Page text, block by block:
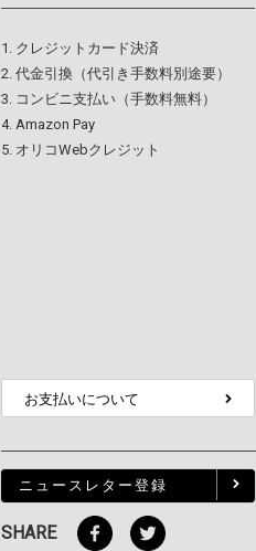
クレジットカード決済
代金引換（代引き手数料別途要）
コンビニ支払い（手数料無料）
Amazon Pay
オリコWebクレジット
お支払いについて
ニュースレター登録
SHARE